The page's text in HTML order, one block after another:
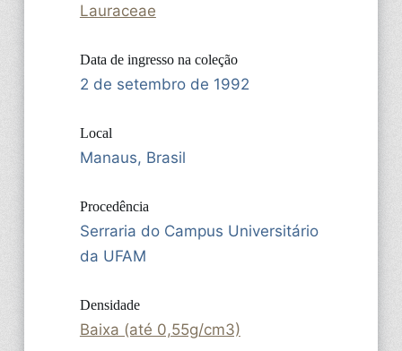
Lauraceae
Data de ingresso na coleção
2 de setembro de 1992
Local
Manaus, Brasil
Procedência
Serraria do Campus Universitário
da UFAM
Densidade
Baixa (até 0,55g/cm3)